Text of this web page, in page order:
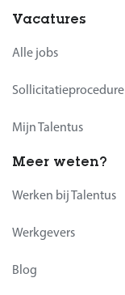
Vacatures
Alle jobs
Sollicitatieprocedure
Mijn Talentus
Meer weten?
Werken bij Talentus
Werkgevers
Blog